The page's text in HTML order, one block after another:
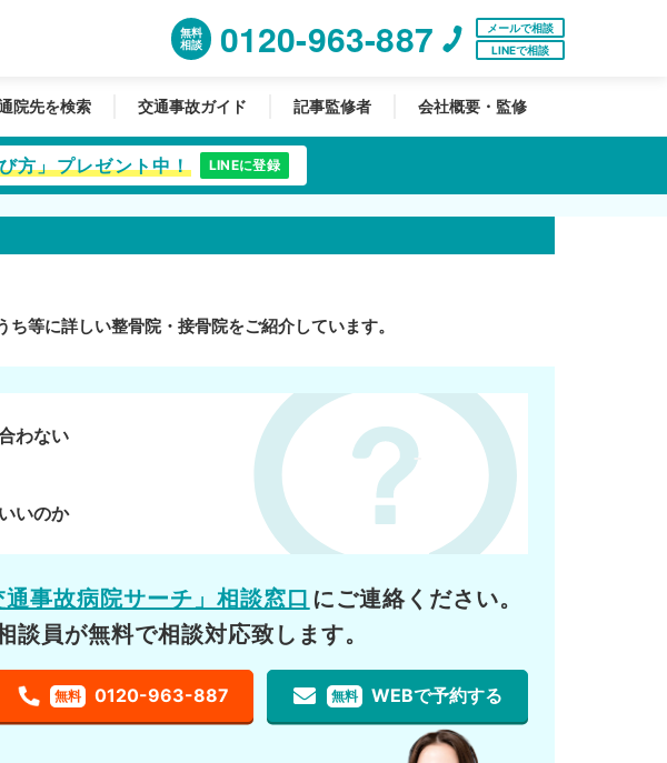
無料
相談
0120-963-887
メールで相談
LINEで相談
院先を検索 交通事故ガイド 記事監修者 会社概要・監修
方」プレゼント中！ LINEに登録
ち等に詳しい整骨院・接骨院をご紹介しています。
わない
いのか
通事故病院サーチ」相談窓口 にご連絡ください。
談員が無料で相談対応致します。
無料 0120-963-887 無料 WEBで予約する